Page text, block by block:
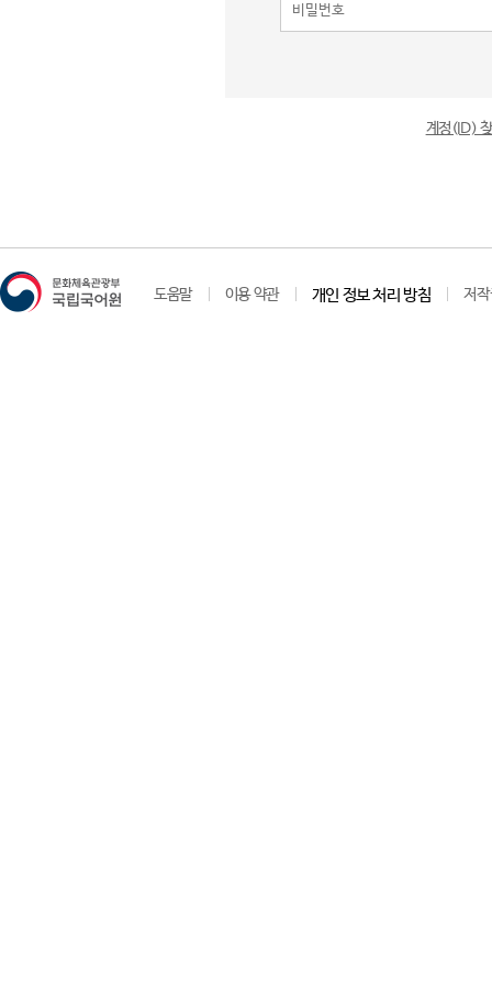
계정(ID)
도움말 이용 약관 개인 정보 처리 방침 저